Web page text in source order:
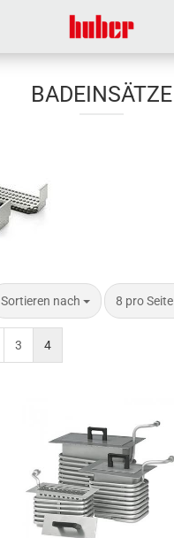
BADEINSÄTZE
Sortieren nach 8 pro Seite
3 4